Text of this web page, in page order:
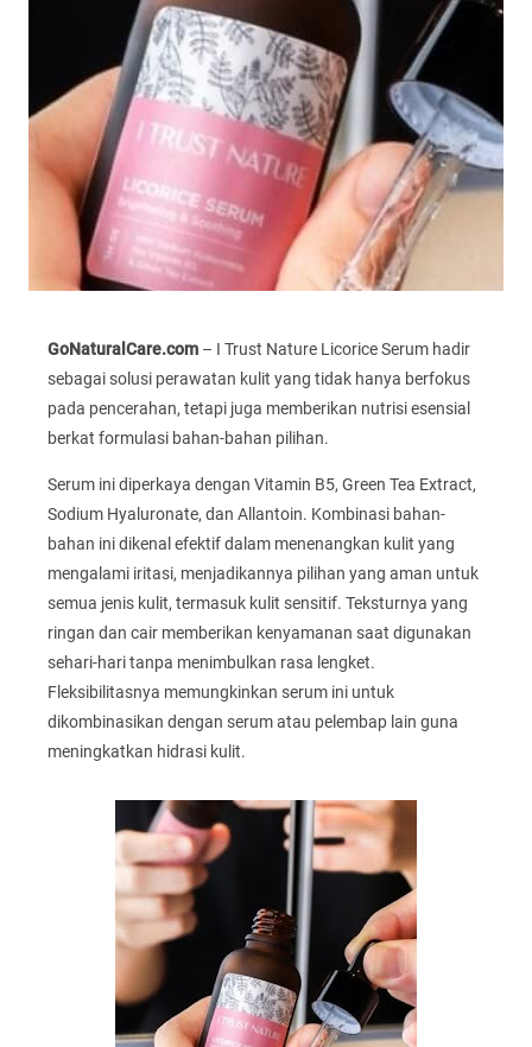
GoNaturalCare.com – I Trust Nature Licorice Serum hadir
sebagai solusi perawatan kulit yang tidak hanya berfokus
pada pencerahan, tetapi juga memberikan nutrisi esensial
berkat formulasi bahan-bahan pilihan.
Serum ini diperkaya dengan Vitamin B5, Green Tea Extract,
Sodium Hyaluronate, dan Allantoin. Kombinasi bahan-
bahan ini dikenal efektif dalam menenangkan kulit yang
mengalami iritasi, menjadikannya pilihan yang aman untuk
semua jenis kulit, termasuk kulit sensitif. Teksturnya yang
ringan dan cair memberikan kenyamanan saat digunakan
sehari-hari tanpa menimbulkan rasa lengket.
Fleksibilitasnya memungkinkan serum ini untuk
dikombinasikan dengan serum atau pelembap lain guna
meningkatkan hidrasi kulit.